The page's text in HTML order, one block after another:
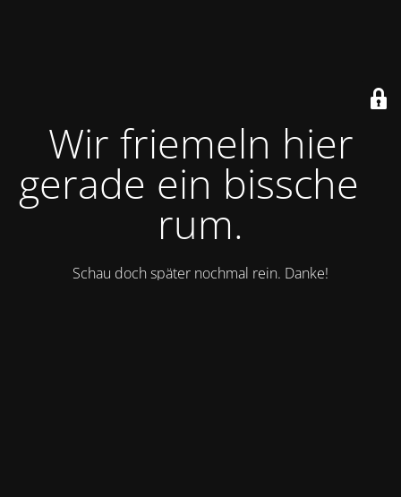
Wir friemeln hier
gerade ein bisschen
rum.
Schau doch später nochmal rein. Danke!